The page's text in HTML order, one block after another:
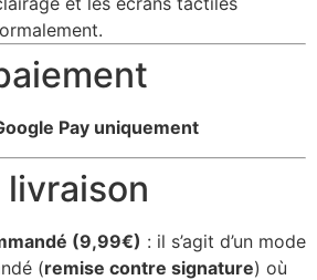
Pay uniquement
(9,99€) : il s’agit d’un mode
(remise contre signature) où